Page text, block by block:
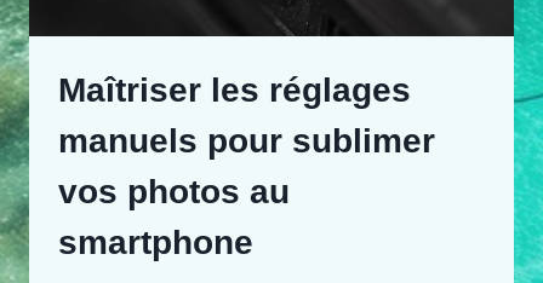
Maîtriser les réglages
manuels pour sublimer
vos photos au
smartphone